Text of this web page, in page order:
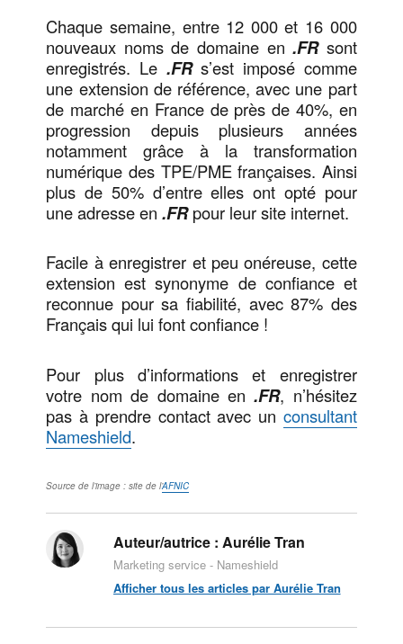
Chaque semaine, entre 12 000 et 16 000
nouveaux noms de domaine en.FRsont
enregistrés. Le .FRs’est imposé comme
une extension de référence, avec une part
de marché en France de près de 40%, en
progression depuis plusieurs années
notamment grâce à la transformation
numérique des TPE/PME françaises. Ainsi
plus de 50% d’entre elles ont opté pour
une adresse en.FRpour leur site internet.
Facile à enregistrer et peu onéreuse, cette
extension est synonyme de confiance et
reconnue pour sa fiabilité, avec 87% des
Français qui lui font confiance !
Pour plus d’informations et enregistrer
votre nom de domaine en.FR, n’hésitez
pas à prendre contact avec un consultant
Nameshield.
Source de l’image : site de l’AFNIC
Auteur/autrice : Aurélie Tran
Marketing service - Nameshield
Afficher tous les articles par Aurélie Tran